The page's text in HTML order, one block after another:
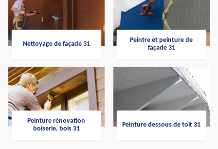
Nettoyage de façade 31
Peintre et peinture de
façade 31
Peinture rénovation
boiserie, bois 31
Peinture dessous de toit 31